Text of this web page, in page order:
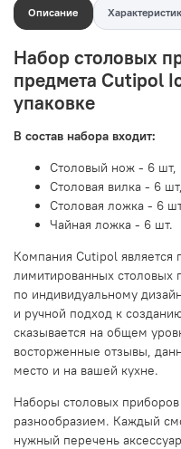
Описание
Набор столовых
предмета Cutipol
упаковке
В состав набора входит:
Столовый нож - 6 шт,
Столовая вилка - 6 шт,
Столовая ложка - 6
Чайная ложка - 6 шт.
Компания Cutipol является
лимитированных столовых
по индивидуальному
и ручной подход к
сказывается на общем
восторженные отзывы,
место и на вашей кухне.
Наборы столовых
разнообразием. Каждый
нужный перечень